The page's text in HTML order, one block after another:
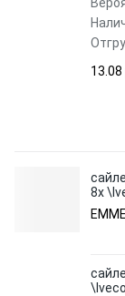
13.08
8x
79.12